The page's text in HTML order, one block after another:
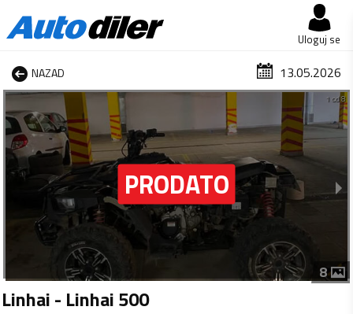
Uloguj se
NAZAD 13.05.2026
1 od 8
8
Linhai - Linhai 500